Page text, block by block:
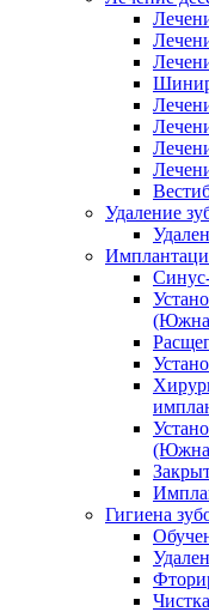
Удаление
Гигиена